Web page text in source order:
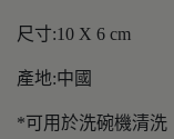
尺寸:10 X 6 cm
產地:中國
*可用於洗碗機清洗